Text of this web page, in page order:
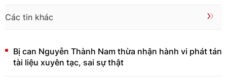
Các tin khác
Bị can Nguyễn Thành Nam thừa nhận hành vi phát tán
tài liệu xuyên tạc, sai sự thật